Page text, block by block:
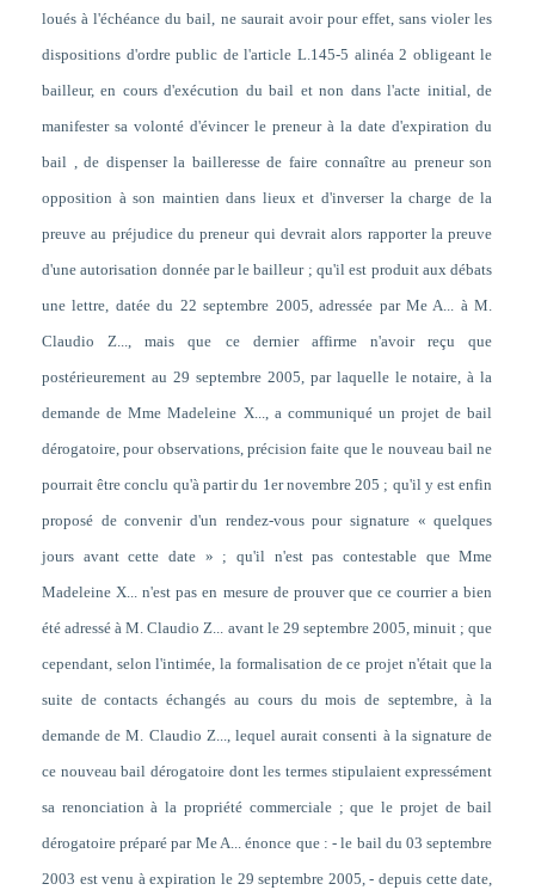
loués à l'échéance du bail, ne saurait avoir pour effet, sans violer les
dispositions d'ordre public de l'article L.145-5 alinéa 2 obligeant le
bailleur, en cours d'exécution du bail et non dans l'acte initial, de
manifester sa volonté d'évincer le preneur à la date d'expiration du
bail , de dispenser la bailleresse de faire connaître au preneur son
opposition à son maintien dans lieux et d'inverser la charge de la
preuve au préjudice du preneur qui devrait alors rapporter la preuve
d'une autorisation donnée par le bailleur ; qu'il est produit aux débats
une lettre, datée du 22 septembre 2005, adressée par Me A... à M.
Claudio Z..., mais que ce dernier affirme n'avoir reçu que
postérieurement au 29 septembre 2005, par laquelle le notaire, à la
demande de Mme Madeleine X..., a communiqué un projet de bail
dérogatoire, pour observations, précision faite que le nouveau bail ne
pourrait être conclu qu'à partir du 1er novembre 205 ; qu'il y est enfin
proposé de convenir d'un rendez-vous pour signature « quelques
jours avant cette date » ; qu'il n'est pas contestable que Mme
Madeleine X... n'est pas en mesure de prouver que ce courrier a bien
été adressé à M. Claudio Z... avant le 29 septembre 2005, minuit ; que
cependant, selon l'intimée, la formalisation de ce projet n'était que la
suite de contacts échangés au cours du mois de septembre, à la
demande de M. Claudio Z..., lequel aurait consenti à la signature de
ce nouveau bail dérogatoire dont les termes stipulaient expressément
sa renonciation à la propriété commerciale ; que le projet de bail
dérogatoire préparé par Me A... énonce que : - le bail du 03 septembre
2003 est venu à expiration le 29 septembre 2005, - depuis cette date,